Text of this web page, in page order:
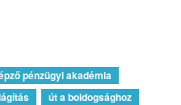
pénzügyi akadémia
út a boldogsághoz